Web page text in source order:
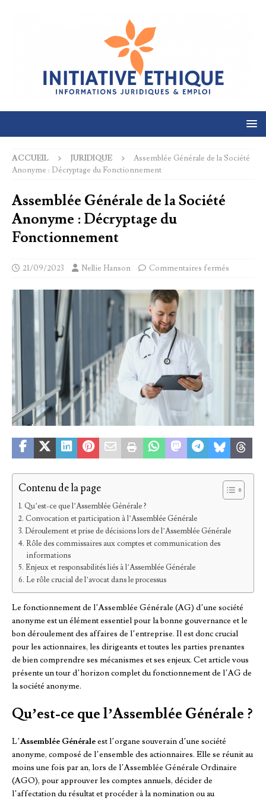
ACCUEIL JURIDIQUE
Assemblée Générale de la Société
Anonyme : Décryptage du Fonctionnement
Assemblée Générale de la Société
Anonyme : Décryptage du
Fonctionnement
21/09/2023 Nellie Hanson Commentaires fermés
Contenu de la page
Qu’est-ce que l’Assemblée Générale ?
Convocation et participation à l’Assemblée Générale
Déroulement et prise de décisions lors de l’Assemblée Générale
Rôle des commissaires aux comptes et communication des
informations
Enjeux et responsabilités liés à l’Assemblée Générale
Le rôle crucial de l’avocat dans le processus
Le fonctionnement de l’Assemblée Générale (AG) d’une société
anonyme est un élément essentiel pour la bonne gouvernance et le
bon déroulement des affaires de l’entreprise. Il est donc crucial
pour les actionnaires, les dirigeants et toutes les parties prenantes
de bien comprendre ses mécanismes et ses enjeux. Cet article vous
présente un tour d’horizon complet du fonctionnement de l’AG de
la société anonyme.
Qu’est-ce que l’Assemblée Générale ?
L’Assemblée Généraleest l’organe souverain d’une société
anonyme, composé de l’ensemble des actionnaires. Elle se réunit au
moins une fois par an, lors de l’Assemblée Générale Ordinaire
(AGO), pour approuver les comptes annuels, décider de
l’affectation du résultat et procéder à la nomination ou au